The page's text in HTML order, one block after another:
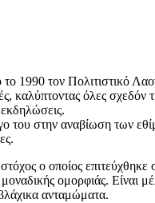
1990 τον Πολιτιστικό
καλύπτοντας όλες σχεδόν
εκδηλώσεις.
του στην αναβίωση των
ο οποίος επιτεύχθηκε
μοναδικής ομορφιάς. Είναι
ανταμώματα.